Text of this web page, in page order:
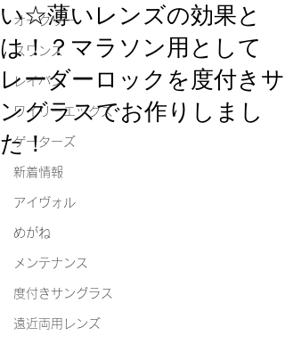
オークリー
スワンズ
レイバン
ワイリーエックス
ゲーターズ
新着情報
アイヴォル
めがね
メンテナンス
度付きサングラス
遠近両用レンズ
い☆薄いレンズの効果と
は！？マラソン用として
レーダーロックを度付きサ
ングラスでお作りしまし
た！